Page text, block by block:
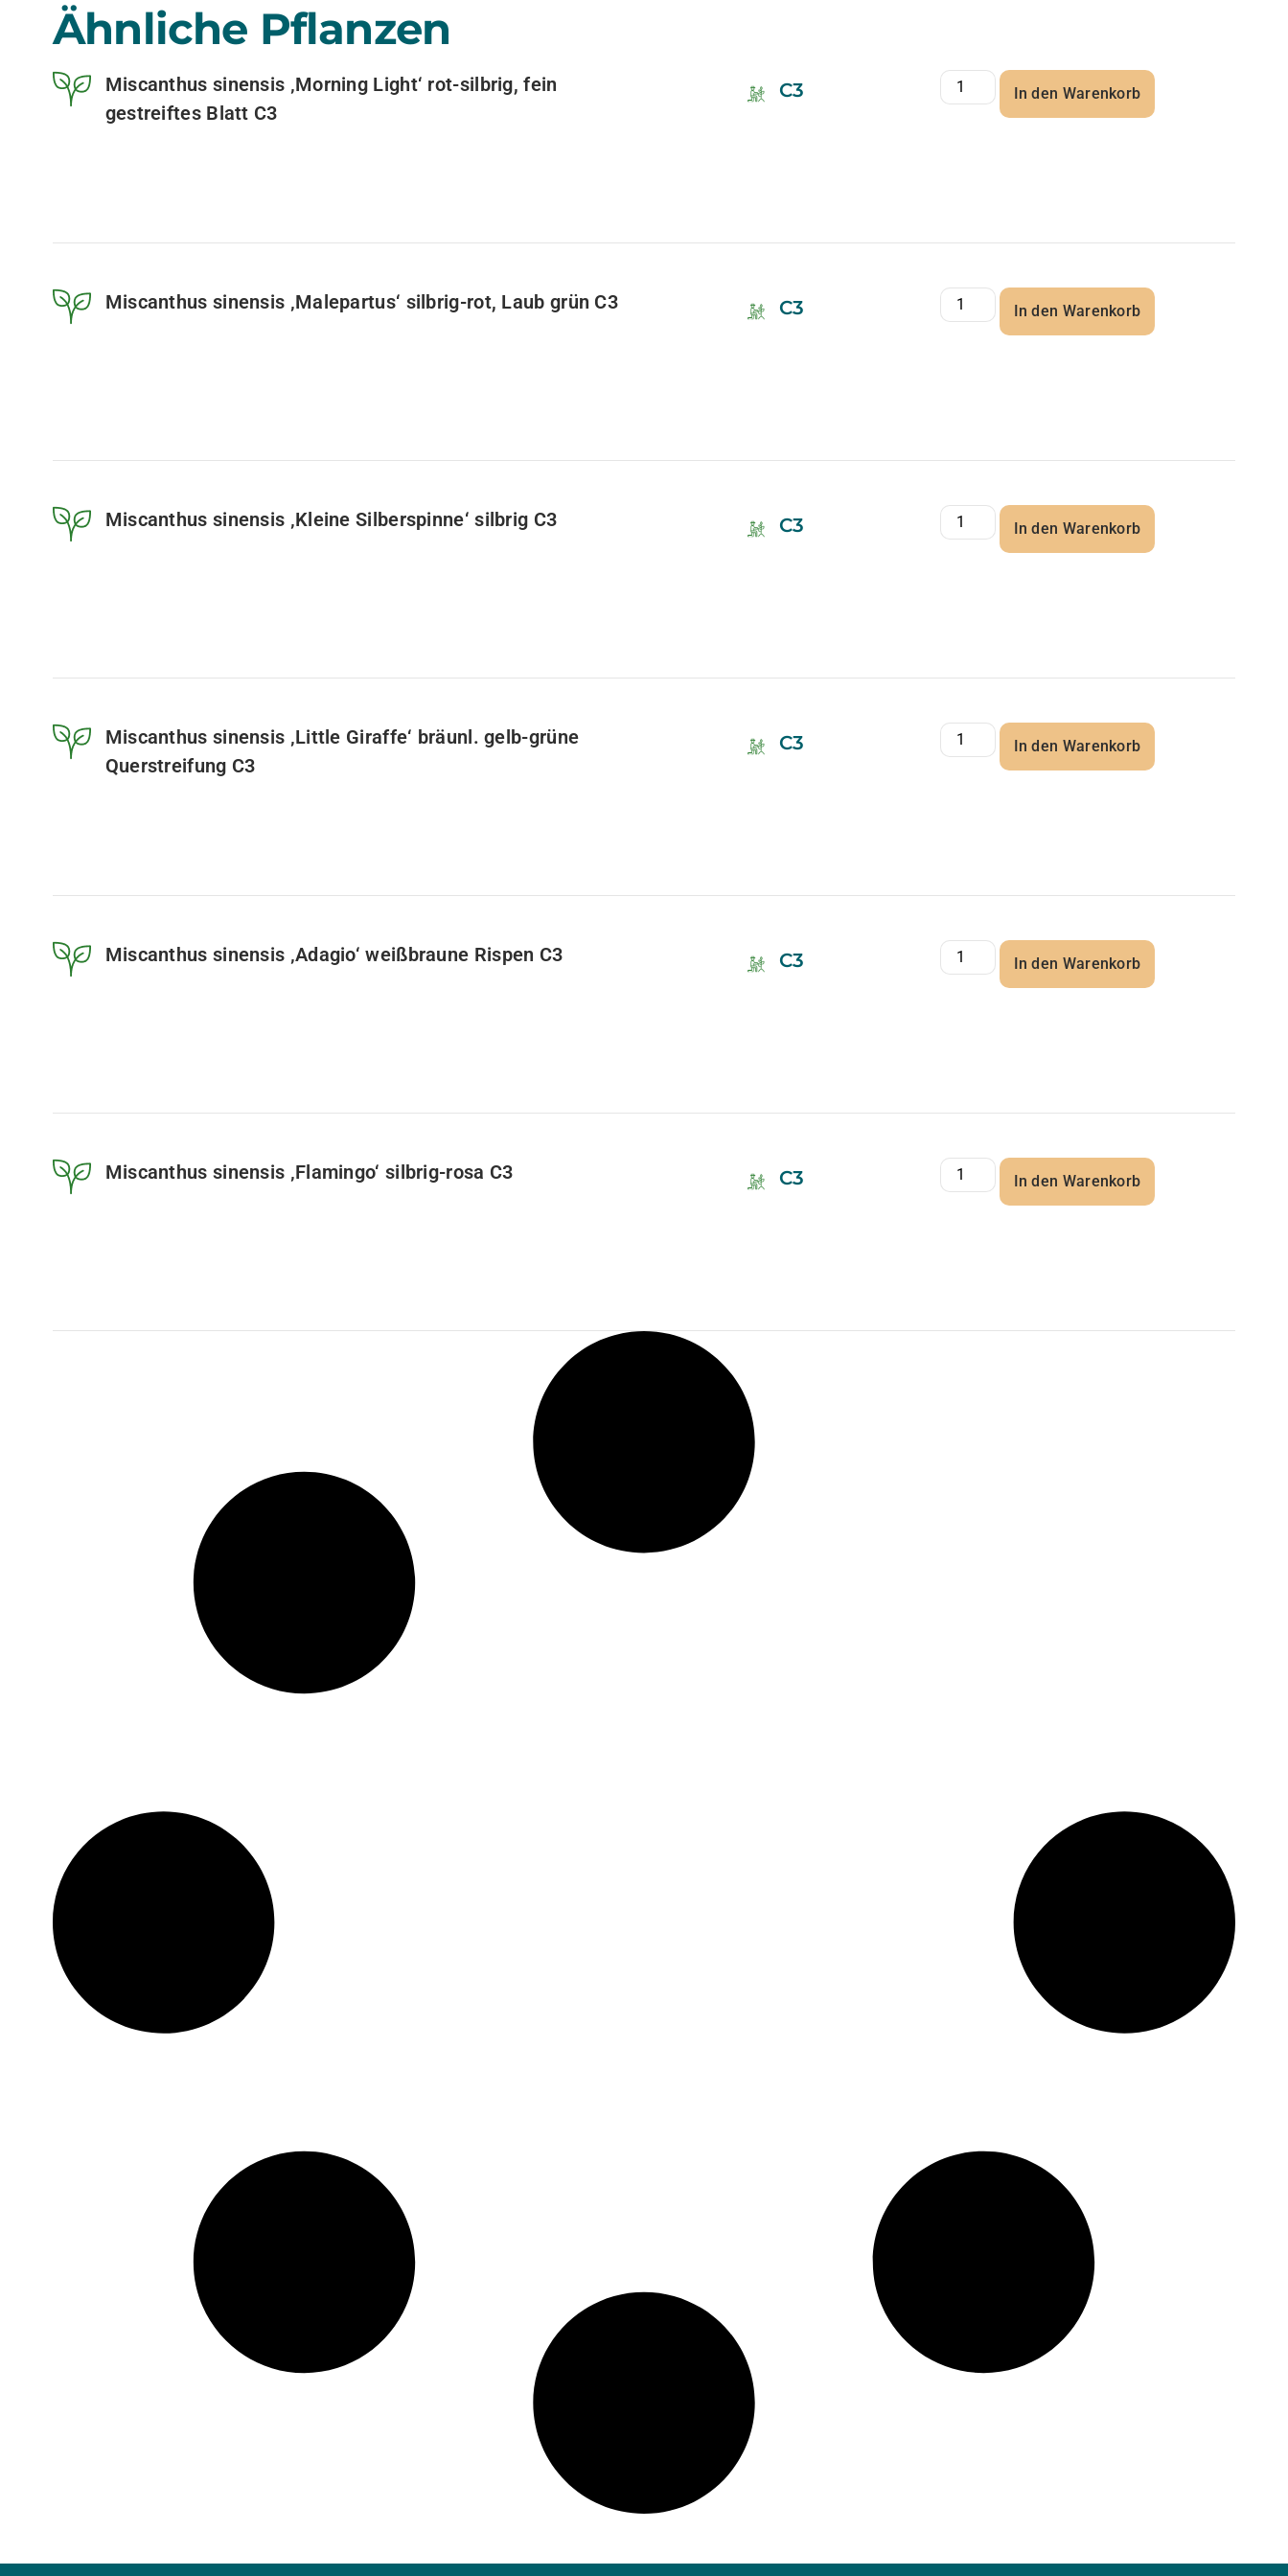
Ähnliche Pflanzen
Miscanthus sinensis ‚Morning Light‘ rot-silbrig, fein
gestreiftes Blatt C3
C3 In den Warenkorb
Miscanthus sinensis ‚Malepartus‘ silbrig-rot, Laub grün C3 C3 In den Warenkorb
Miscanthus sinensis ‚Kleine Silberspinne‘ silbrig C3 C3 In den Warenkorb
Miscanthus sinensis ‚Little Giraffe‘ bräunl. gelb-grüne
Querstreifung C3
C3 In den Warenkorb
Miscanthus sinensis ‚Adagio‘ weißbraune Rispen C3 C3 In den Warenkorb
Miscanthus sinensis ‚Flamingo‘ silbrig-rosa C3 C3 In den Warenkorb